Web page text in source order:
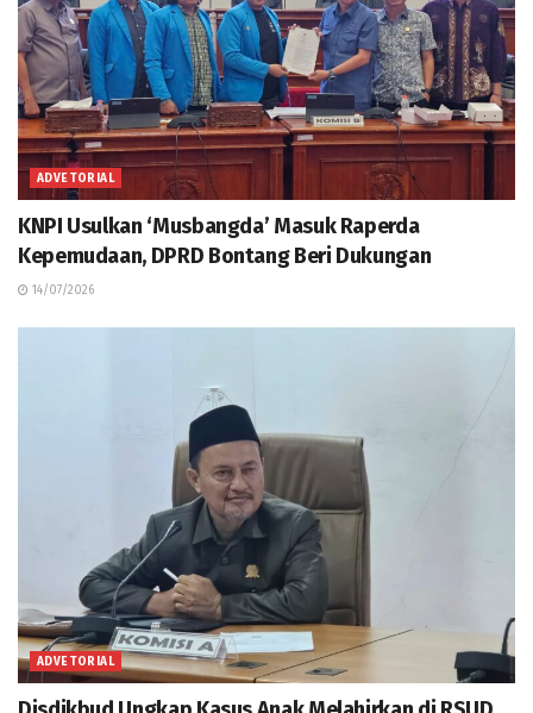
ADVETORIAL
KNPI Usulkan ‘Musbangda’ Masuk Raperda
Kepemudaan, DPRD Bontang Beri Dukungan
14/07/2026
ADVETORIAL